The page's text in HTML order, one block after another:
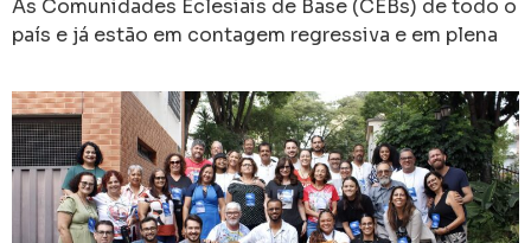
solidariedade para o encontro de
2027 em Cachoeiro de Itapemirim
As Comunidades Eclesiais de Base (CEBs) de todo o
país e já estão em contagem regressiva e em plena